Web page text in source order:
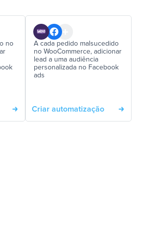
no
A cada pedido malsucedido
no WooCommerce, adicionar
lead a uma audiência
personalizada no Facebook
ads
Criar automatização